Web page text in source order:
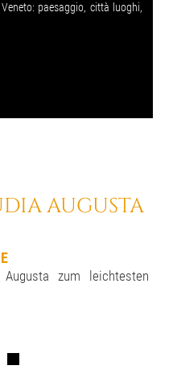
paesaggio, città luoghi,
AUGUSTA
zum leichtesten